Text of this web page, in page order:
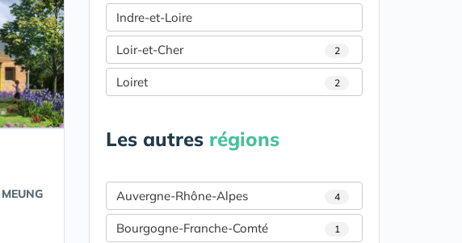
Indre-et-Loire
Loir-et-Cher 2
Loiret 2
Les autres régions
Auvergne-Rhône-Alpes 4
Bourgogne-Franche-Comté 1